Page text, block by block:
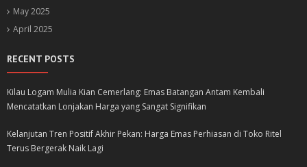
May 2025
April 2025
RECENT POSTS
Kilau Logam Mulia Kian Cemerlang: Emas Batangan Antam Kembali
Mencatatkan Lonjakan Harga yang Sangat Signifikan
Kelanjutan Tren Positif Akhir Pekan: Harga Emas Perhiasan di Toko Ritel
Terus Bergerak Naik Lagi